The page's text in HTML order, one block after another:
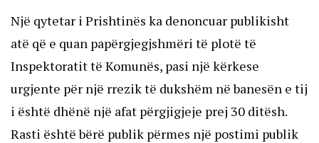
Një qytetar i Prishtinës ka denoncuar publikisht
atë që e quan papërgjegjshmëri të plotë të
Inspektoratit të Komunës, pasi një kërkese
urgjente për një rrezik të dukshëm në banesën e tij
i është dhënë një afat përgjigjeje prej 30 ditësh.
Rasti është bërë publik përmes një postimi publik